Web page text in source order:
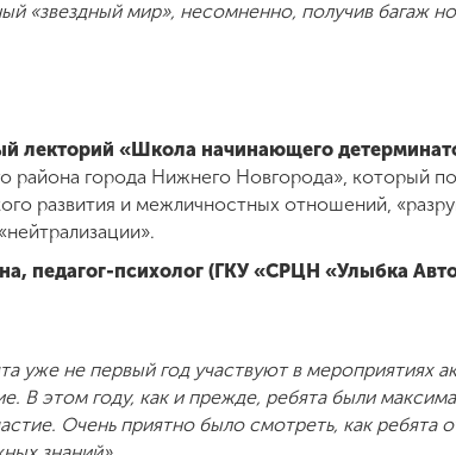
«звездный мир», несомненно, получив багаж
лекторий «Школа начинающего
района города Нижнего Новгорода», который
развития и межличностных отношений,
педагог-психолог (ГКУ «СРЦН «Улыбка
уже не первый год участвуют в мероприятиях
В этом году, как и прежде, ребята были
Очень приятно было смотреть, как